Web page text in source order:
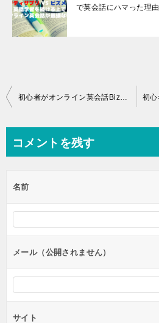
で英会話にハマった理由
投
ビ
ー
シ
ョ
ン
コメントを残す
名前
メール（公開されません）
サイト